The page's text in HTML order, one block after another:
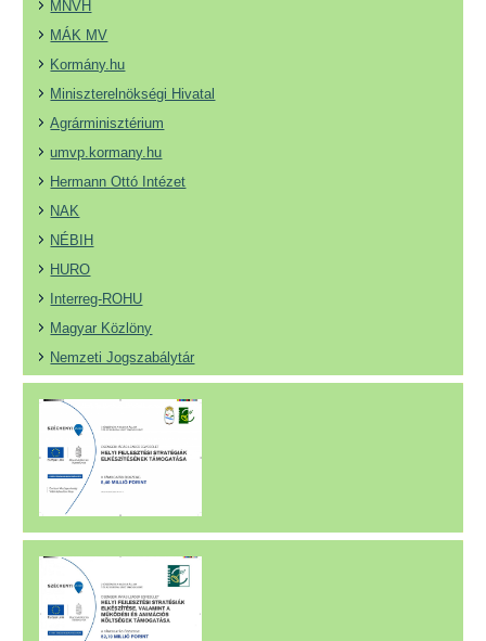
MNVH
MÁK MV
Kormány.hu
Miniszterelnökségi Hivatal
Agrárminisztérium
umvp.kormany.hu
Hermann Ottó Intézet
NAK
NÉBIH
HURO
Interreg-ROHU
Magyar Közlöny
Nemzeti Jogszabálytár